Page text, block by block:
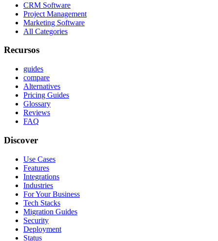
CRM Software
Project Management
Marketing Software
All Categories
Recursos
guides
compare
Alternatives
Pricing Guides
Glossary
Reviews
FAQ
Discover
Use Cases
Features
Integrations
Industries
For Your Business
Tech Stacks
Migration Guides
Security
Deployment
Status